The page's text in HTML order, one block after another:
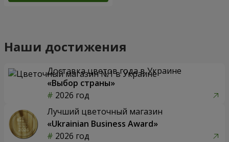
Наши достижения
Доставка цветов года в Украине
«Выбор страны»
2026 год
Лучший цветочный магазин
«Ukrainian Business Award»
2026 год